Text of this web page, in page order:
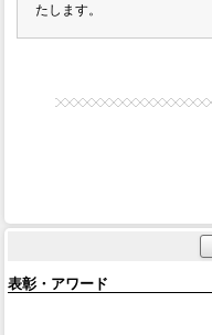
たします。
表彰・アワード